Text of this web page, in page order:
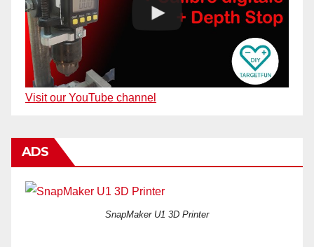
Visit our YouTube channel
ADS
SnapMaker U1 3D Printer